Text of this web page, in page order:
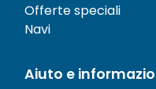
Offerte speciali
Navi
Aiuto e